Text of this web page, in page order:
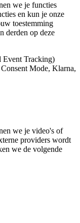
we je functies
en kun je onze
toestemming
derden op deze
Event Tracking)
Mode, Klarna,
we je video's of
providers wordt
we de volgende